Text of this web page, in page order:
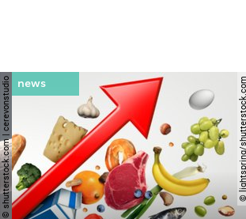
© shutterstock.com | cerevonstudio © lightspring/